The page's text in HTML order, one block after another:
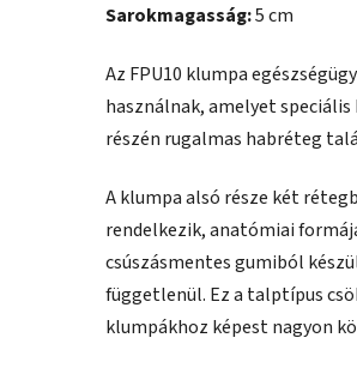
Sarokmagasság:5 cm
Az FPU10 klumpa
használnak, amelyet
részén rugalmas habréteg
A klumpa alsó része két
rendelkezik, anatómiai
csúszásmentes gumiból
függetlenül. Ez a talptípus
klumpákhoz képest nagyon